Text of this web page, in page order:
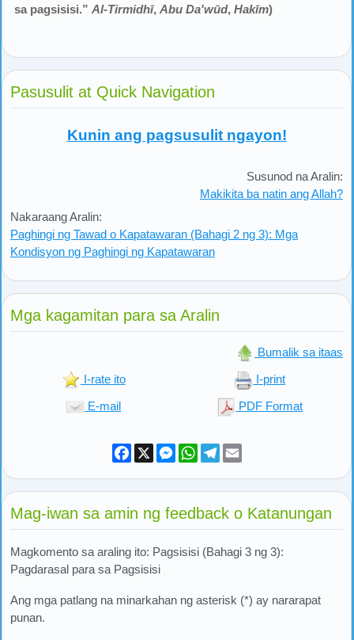
sa pagsisisi.” Al-Tirmidhī, Abu Da'wūd, Hakīm)
Pasusulit at Quick Navigation
Kunin ang pagsusulit ngayon!
Nakaraang Aralin:
Paghingi ng Tawad o Kapatawaran (Bahagi 2 ng 3): Mga
Kondisyon ng Paghingi ng Kapatawaran
Susunod na Aralin:
Makikita ba natin ang Allah?
Mga kagamitan para sa Aralin
Bumalik sa itaas
I-rate ito I-print
E-mail PDF Format
Facebook
X Messenger
WhatsApp
Telegram
Mag-iwan sa amin ng feedback o Katanungan
Magkomento sa araling ito: Pagsisisi (Bahagi 3 ng 3):
Pagdarasal para sa Pagsisisi
Ang mga patlang na minarkahan ng asterisk (*) ay nararapat
punan.